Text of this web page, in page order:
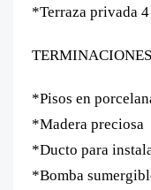
*Terraza privada
*Pisos en
*Madera preciosa
*Ducto para
*Bomba